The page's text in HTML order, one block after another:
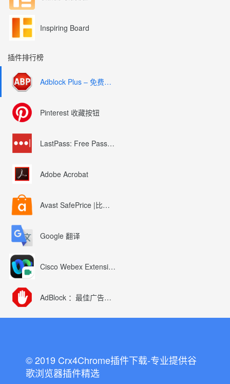
Inspiring Board
插件排行榜
Adblock Plus – 免费的广告拦截器
Pinterest 收藏按钮
LastPass: Free Password Manager
Adobe Acrobat
Avast SafePrice |比较、交易、优惠券
Google 翻译
Cisco Webex Extension
AdBlock ：最佳广告拦截工具
© 2019 Crx4Chrome插件下载-专业提供谷
歌浏览器插件精选